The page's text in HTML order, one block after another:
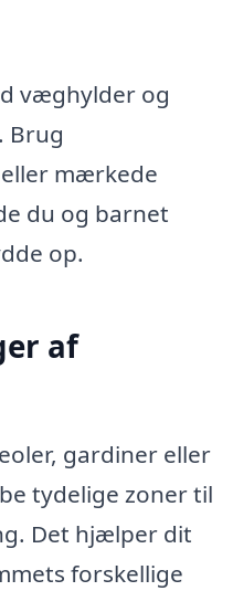
væghylder og
Brug
mærkede
du og barnet
op.
af
gardiner eller
tydelige zoner til
Det hjælper dit
forskellige